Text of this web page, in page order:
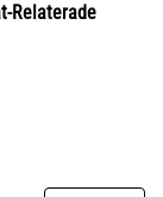
Relaterade